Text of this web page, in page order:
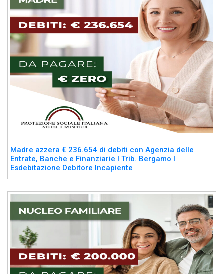
Madre azzera € 236.654 di debiti con Agenzia delle
Entrate, Banche e Finanziarie I Trib. Bergamo I
Esdebitazione Debitore Incapiente